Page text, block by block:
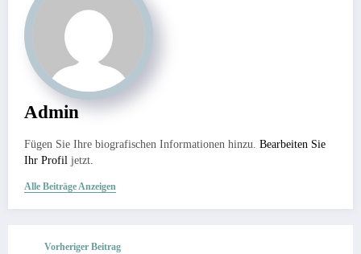
Admin
Fügen Sie Ihre biografischen Informationen hinzu. Bearbeiten Sie
Ihr Profil jetzt.
Alle Beiträge Anzeigen
Vorheriger Beitrag